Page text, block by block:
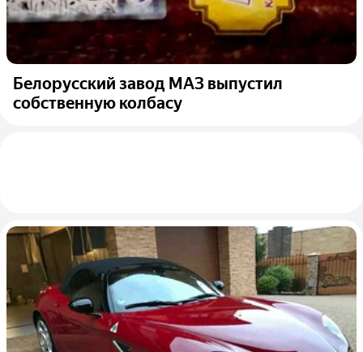
Белорусский завод МАЗ выпустил
собственную колбасу